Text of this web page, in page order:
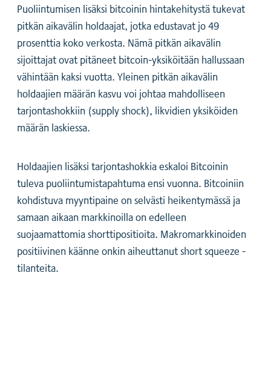
Puoliintumisen lisäksi bitcoinin hintakehitystä tukevat
pitkän aikavälin holdaajat, jotka edustavat jo 49
prosenttia koko verkosta. Nämä pitkän aikavälin
sijoittajat ovat pitäneet bitcoin-yksiköitään hallussaan
vähintään kaksi vuotta. Yleinen pitkän aikavälin
holdaajien määrän kasvu voi johtaa mahdolliseen
tarjontashokkiin (supply shock), likvidien yksiköiden
määrän laskiessa.
Holdaajien lisäksi tarjontashokkia eskaloi Bitcoinin
tuleva puoliintumistapahtuma ensi vuonna. Bitcoiniin
kohdistuva myyntipaine on selvästi heikentymässä ja
samaan aikaan markkinoilla on edelleen
suojaamattomia shorttipositioita. Makromarkkinoiden
positiivinen käänne onkin aiheuttanut short squeeze -
tilanteita.